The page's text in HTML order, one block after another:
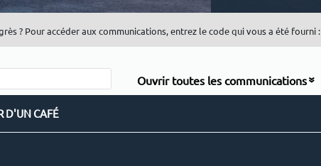
? Pour accéder aux communications, entrez le code qui vous a été fourni :
Ouvrir toutes les communications
D'UN CAFÉ